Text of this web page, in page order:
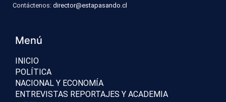
Contáctenos: director@estapasando.cl
Menú
INICIO
POLÍTICA
NACIONAL Y ECONOMÍA
ENTREVISTAS REPORTAJES Y ACADEMIA